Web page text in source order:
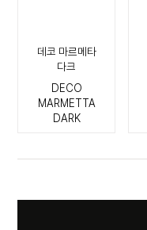
데코 마르메타
다크
DECO
MARMETTA
DARK